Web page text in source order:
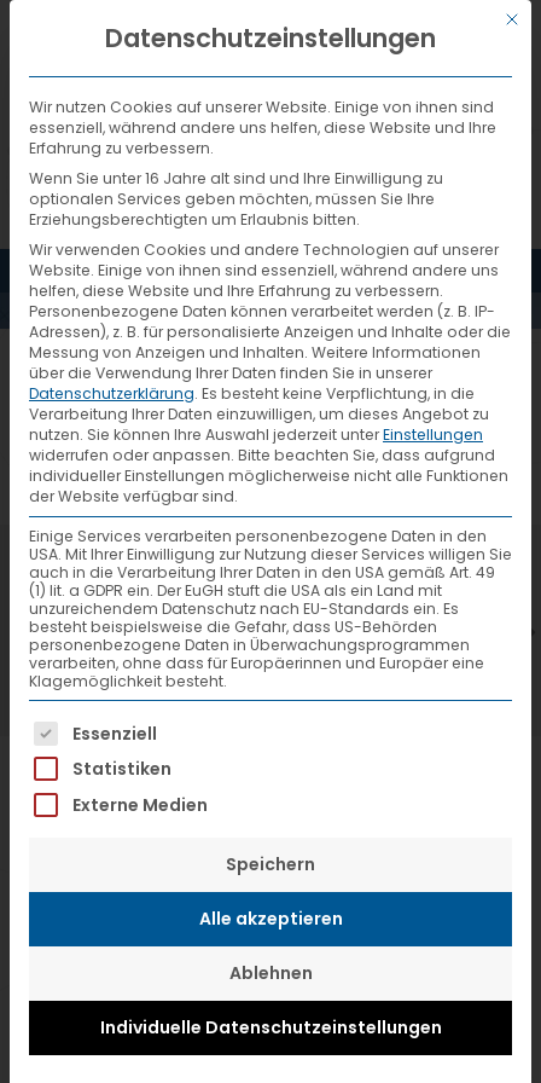
DEUTSCH
MENÜ
JESSICA-
ROCKEL
7. Juli 2026
VTL hat neuen Aufsichtsrat gewählt
Mit
Datenschutzeinstellungen
Wir nutzen Cookies auf unserer Website. Einige von ihnen sind
essenziell, während andere uns helfen, diese Website und Ihre
Erfahrung zu verbessern.
Wenn Sie unter 16 Jahre alt sind und Ihre Einwilligung zu
optionalen Services geben möchten, müssen Sie Ihre
Erziehungsberechtigten um Erlaubnis bitten.
Wir verwenden Cookies und andere Technologien auf unserer
Website. Einige von ihnen sind essenziell, während andere uns
helfen, diese Website und Ihre Erfahrung zu verbessern.
Personenbezogene Daten können verarbeitet werden (z. B. IP-
Adressen), z. B. für personalisierte Anzeigen und Inhalte oder die
Messung von Anzeigen und Inhalten. Weitere Informationen
über die Verwendung Ihrer Daten finden Sie in unserer
Datenschutzerklärung. Es besteht keine Verpflichtung, in die
Verarbeitung Ihrer Daten einzuwilligen, um dieses Angebot zu
nutzen. Sie können Ihre Auswahl jederzeit unterEinstellungen
widerrufen oder anpassen. Bitte beachten Sie, dass aufgrund
individueller Einstellungen möglicherweise nicht alle Funktionen
der Website verfügbar sind.
Einige Services verarbeiten personenbezogene Daten in den
USA. Mit Ihrer Einwilligung zur Nutzung dieser Services willigen Sie
auch in die Verarbeitung Ihrer Daten in den USA gemäß Art. 49
(1) lit. a GDPR ein. Der EuGH stuft die USA als ein Land mit
unzureichendem Datenschutz nach EU-Standards ein. Es
besteht beispielsweise die Gefahr, dass US-Behörden
personenbezogene Daten in Überwachungsprogrammen
verarbeiten, ohne dass für Europäerinnen und Europäer eine
Klagemöglichkeit besteht.
Es folgt eine Liste der Service-Gruppen,
Essenziell
Statistiken
Externe Medien
Speichern
Alle akzeptieren
Ablehnen
Individuelle Datenschutzeinstellungen